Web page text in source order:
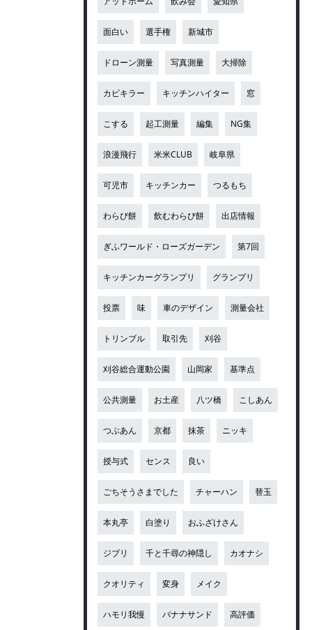
面白い 選手権 新城市
ドローン測量 写真測量 大掃除
カビキラー キッチンハイター 窓
こする 起工測量 編集 NG集
浪漫飛行 米米CLUB 岐阜県
可児市 キッチンカー つるもち
わらび餅 飲むわらび餅 出店情報
ぎふワールド・ローズガーデン 第7回
キッチンカーグランプリ グランプリ
投票 味 車のデザイン 測量会社
トリンブル 取引先 刈谷
刈谷総合運動公園 山岡家 基準点
公共測量 お土産 八ツ橋 こしあん
つぶあん 京都 抹茶 ニッキ
授与式 センス 良い
ごちそうさまでした チャーハン 替玉
本丸亭 白塗り おふざけさん
ジブリ 千と千尋の神隠し カオナシ
クオリティ 変身 メイク
ハモリ我慢 バナナサンド 高評価